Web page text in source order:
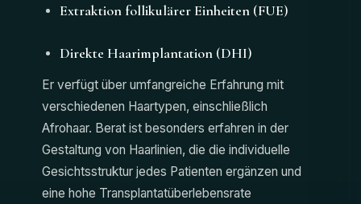
Extraktion follikulärer Einheiten (FUE)
Direkte Haarimplantation (DHI)
Er verfügt über umfangreiche Erfahrung mit
verschiedenen Haartypen, einschließlich
Afrohaar. Berat ist besonders erfahren in der
Gestaltung von Haarlinien, die die individuelle
Gesichtsstruktur jedes Patienten ergänzen und
eine hohe Transplantatüberlebensrate